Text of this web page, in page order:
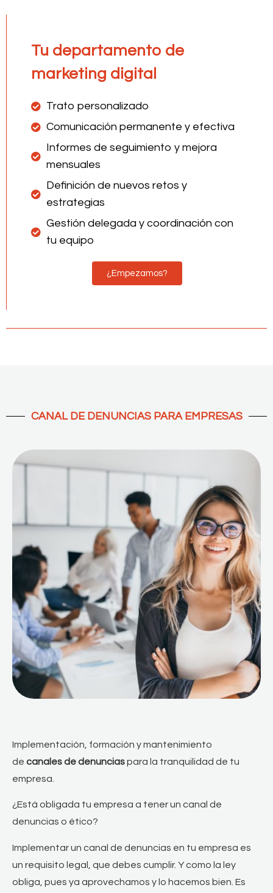
Tu departamento de
marketing digital
Trato personalizado
Comunicación permanente y efectiva
Informes de seguimiento y mejora
mensuales
Definición de nuevos retos y
estrategias
Gestión delegada y coordinación con
tu equipo
¿Empezamos?
CANAL DE DENUNCIAS PARA EMPRESAS
Implementación, formación y mantenimiento
de canales de denunciaspara la tranquilidad de tu
empresa.
¿Está obligada tu empresa a tener un canal de
denuncias o ético?
Implementar un canal de denuncias en tu empresa es
un requisito legal, que debes cumplir. Y como la ley
obliga, pues ya aprovechamos y lo hacemos bien. Es